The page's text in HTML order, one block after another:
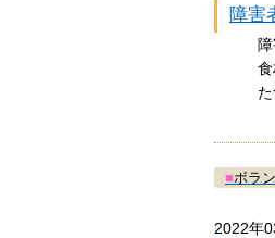
障害
■ボラ
2022年